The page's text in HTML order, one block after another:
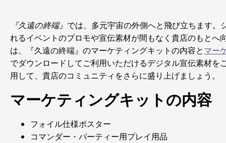
『久遠の終端』 では、多元宇宙の外側へと飛び立ちます。
れるイベントのプロモや宣伝素材が間もなく貴店のもとへ
は、『久遠の終端』のマーケティングキットの内容とマー
でダウンロードしてご利用いただけるデジタル宣伝素材を
用して、貴店のコミュニティをさらに盛り上げましょう。
マーケティングキットの内容
フォイル仕様ポスター
コマンダー・パーティー用プレイ用品